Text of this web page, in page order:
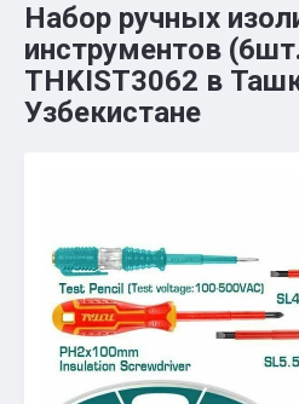
Набор ручных
инструментов
THKIST3062 в
Узбекистане